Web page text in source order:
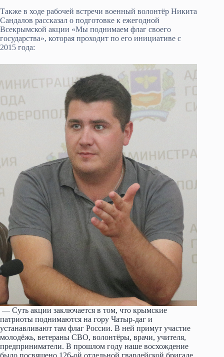
Также в ходе рабочей встречи военный волонтёр Никита
Сандалов рассказал о подготовке к ежегодной
Всекрымской акции «Мы поднимаем флаг своего
государства», которая проходит по его инициативе с
2015 года:
— Суть акции заключается в том, что крымские
патриоты поднимаются на гору Чатыр-даг и
устанавливают там флаг России. В ней примут участие
молодёжь, ветераны СВО, волонтёры, врачи, учителя,
предприниматели. В прошлом году наше восхождение